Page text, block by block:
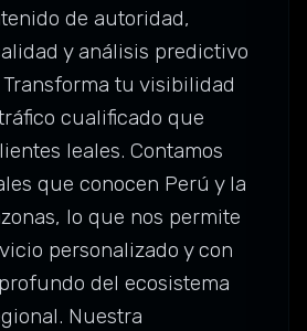
de autoridad,
y análisis predictivo
tu visibilidad
cualificado que
leales. Contamos
que conocen Perú y la
lo que nos permite
personalizado y con
del ecosistema
Nuestra